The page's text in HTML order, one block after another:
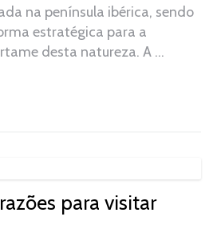
na península ibérica, sendo
estratégica para a
desta natureza. A …
para visitar